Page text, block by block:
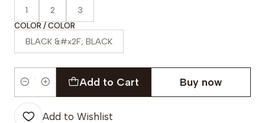
1 2 3
COLOR / COLOR
BLACK &#x2F; BLACK
Quantity
Add to Cart Buy now
Add to Wishlist